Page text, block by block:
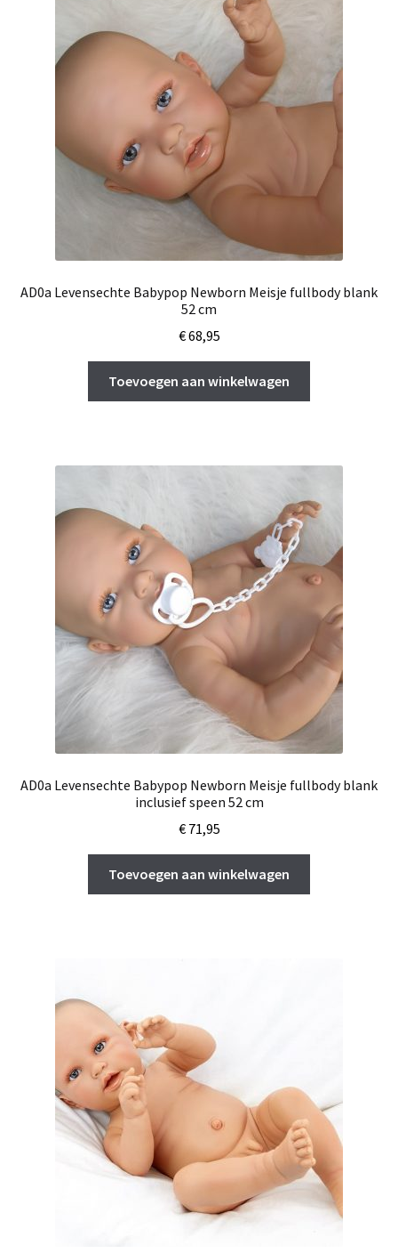
AD0a Levensechte Babypop Newborn Meisje fullbody blank
52 cm
€68,95
Toevoegen aan winkelwagen
AD0a Levensechte Babypop Newborn Meisje fullbody blank
inclusief speen 52 cm
€71,95
Toevoegen aan winkelwagen